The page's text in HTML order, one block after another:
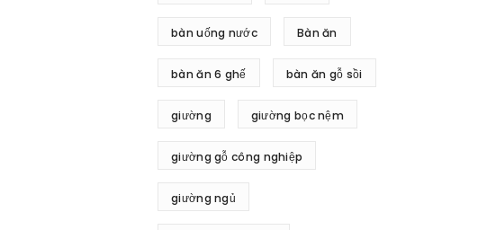
bàn uống nước Bàn ăn
bàn ăn 6 ghế bàn ăn gỗ sồi
giường giường bọc nệm
giường gỗ công nghiệp
giường ngủ